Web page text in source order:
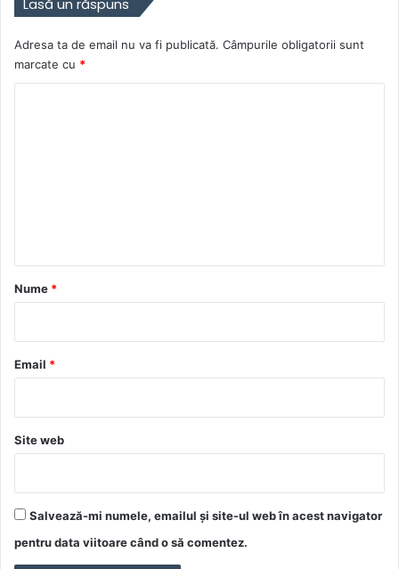
Lasă un răspuns
Adresa ta de email nu va fi publicată. Câmpurile obligatorii sunt
marcate cu *
r
*
Nume *
Email *
Site web
Salvează-mi numele, emailul și site-ul web în acest navigator
pentru data viitoare când o să comentez.